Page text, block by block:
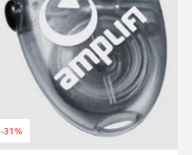
-31%